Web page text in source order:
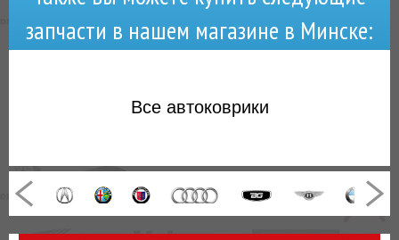
запчасти в нашем магазине в Минске:
Все автоковрики